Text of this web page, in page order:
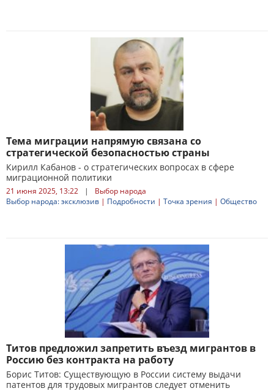
Тема миграции напрямую связана со
стратегической безопасностью страны
Кирилл Кабанов - о стратегических вопросах в сфере
миграционной политики
21 июня 2025, 13:22 |
Выбор народа
Выбор народа: эксклюзив | Подробности | Точка зрения | Общество
Титов предложил запретить въезд мигрантов в
Россию без контракта на работу
Борис Титов: Существующую в России систему выдачи
патентов для трудовых мигрантов следует отменить